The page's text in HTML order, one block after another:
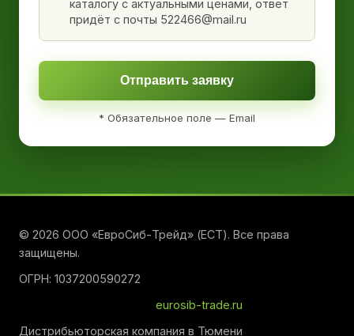
каталогу с актуальными ценами, ответ
придёт с почты 522466@mail.ru
Отправить заявку
* Обязательное поле — Email
© 2026 ООО «ЕвроСиб-Трейд» (ЕСТ). Все права
защищены.
ОГРН: 1037200590272
eurosib-trade.ru
Дистрибьюторская компания в Тюмени